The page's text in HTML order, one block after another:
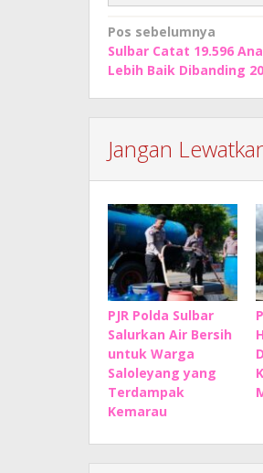
Navigasi
pos
Pos sebelumnya
Sulbar Catat 19.596
Lebih Baik Dibanding
Jangan
PJR Polda Sulbar
Salurkan Air Bersih
untuk Warga
Saloleyang yang
Terdampak
Kemarau